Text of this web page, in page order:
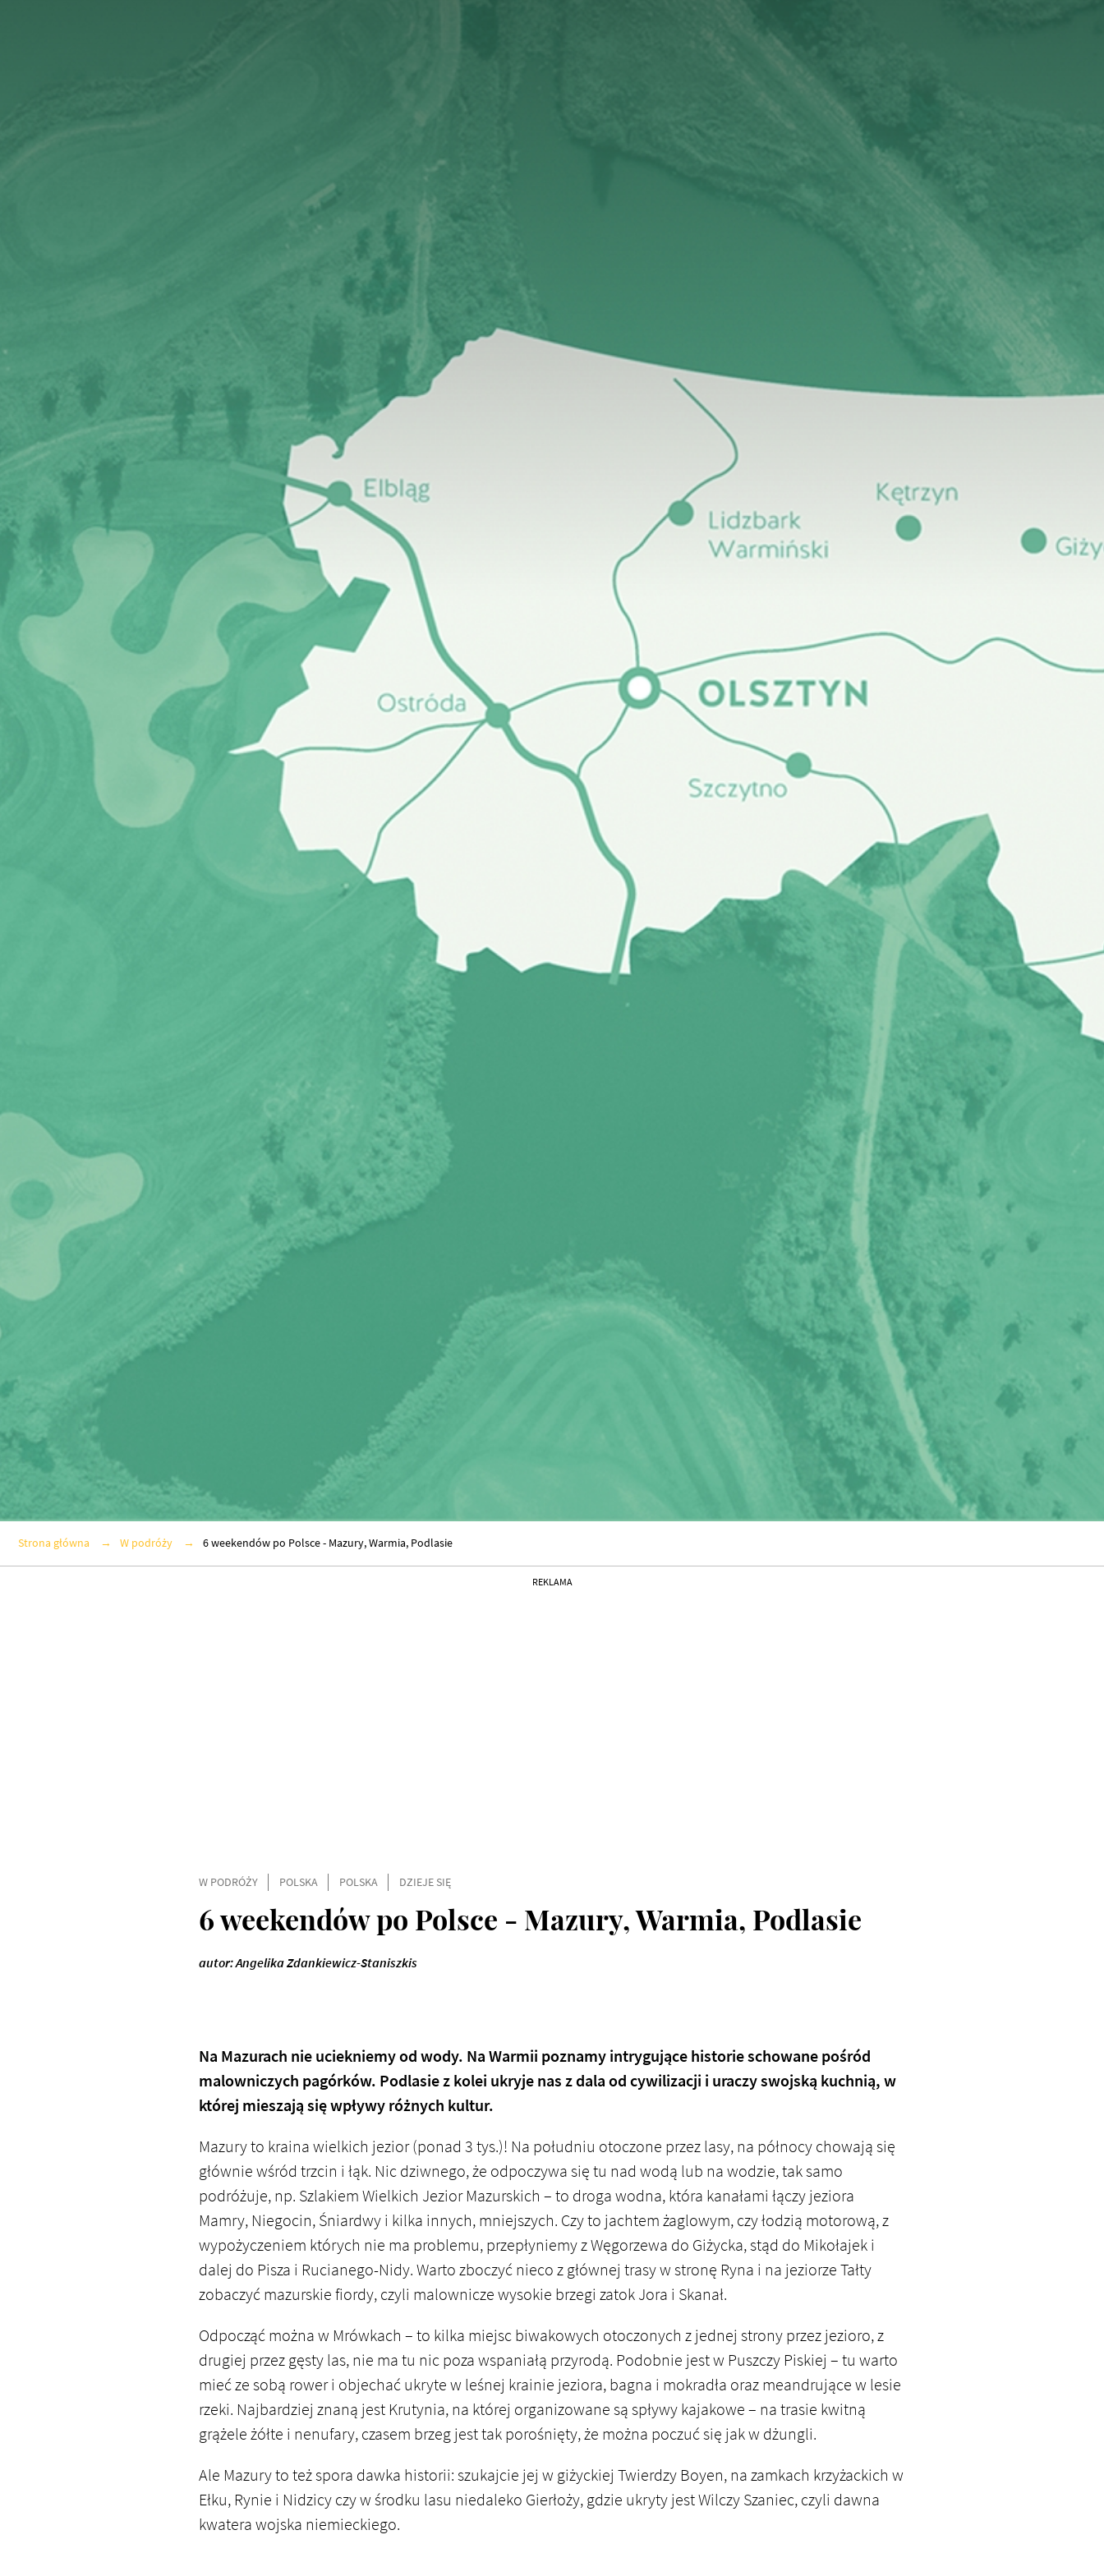
Strona główna W podróży 6 weekendów po Polsce - Mazury, Warmia, Podlasie
REKLAMA
W PODRÓŻY POLSKA POLSKA DZIEJE SIĘ
6 weekendów po Polsce - Mazury, Warmia, Podlasie
autor: Angelika Zdankiewicz-Staniszkis
Na Mazurach nie uciekniemy od wody. Na Warmii poznamy intrygujące historie schowane pośród
malowniczych pagórków. Podlasie z kolei ukryje nas z dala od cywilizacji i uraczy swojską kuchnią, w
której mieszają się wpływy różnych kultur.
Mazury to kraina wielkich jezior (ponad 3 tys.)! Na południu otoczone przez lasy, na północy chowają się
głównie wśród trzcin i łąk. Nic dziwnego, że odpoczywa się tu nad wodą lub na wodzie, tak samo
podróżuje, np. Szlakiem Wielkich Jezior Mazurskich – to droga wodna, która kanałami łączy jeziora
Mamry, Niegocin, Śniardwy i kilka innych, mniejszych. Czy to jachtem żaglowym, czy łodzią motorową, z
wypożyczeniem których nie ma problemu, przepłyniemy z Węgorzewa do Giżycka, stąd do Mikołajek i
dalej do Pisza i Rucianego-Nidy. Warto zboczyć nieco z głównej trasy w stronę Ryna i na jeziorze Tałty
zobaczyć mazurskie fiordy, czyli malownicze wysokie brzegi zatok Jora i Skanał.
Odpocząć można w Mrówkach – to kilka miejsc biwakowych otoczonych z jednej strony przez jezioro, z
drugiej przez gęsty las, nie ma tu nic poza wspaniałą przyrodą. Podobnie jest w Puszczy Piskiej – tu warto
mieć ze sobą rower i objechać ukryte w leśnej krainie jeziora, bagna i mokradła oraz meandrujące w lesie
rzeki. Najbardziej znaną jest Krutynia, na której organizowane są spływy kajakowe – na trasie kwitną
grążele żółte i nenufary, czasem brzeg jest tak porośnięty, że można poczuć się jak w dżungli.
Ale Mazury to też spora dawka historii: szukajcie jej w giżyckiej Twierdzy Boyen, na zamkach krzyżackich w
Ełku, Rynie i Nidzicy czy w środku lasu niedaleko Gierłoży, gdzie ukryty jest Wilczy Szaniec, czyli dawna
kwatera wojska niemieckiego.